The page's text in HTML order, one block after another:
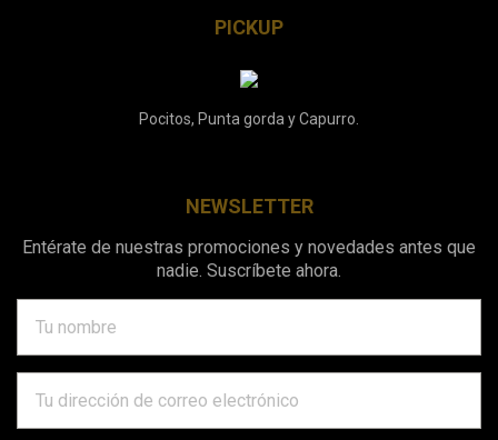
PICKUP
Pocitos, Punta gorda y Capurro.
NEWSLETTER
Entérate de nuestras promociones y novedades antes que
nadie. Suscríbete ahora.